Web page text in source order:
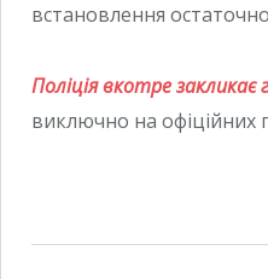
встановлення
Поліція вкотре закликає
виключно на офіційних